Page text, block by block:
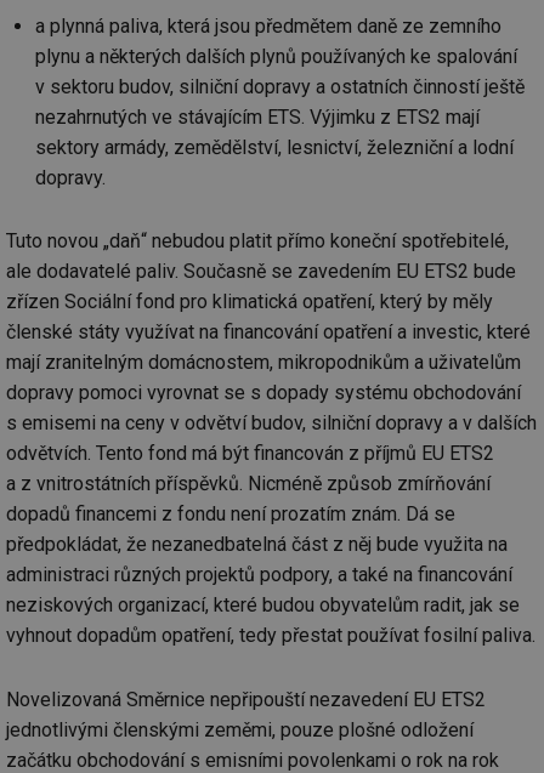
a plynná paliva, která jsou předmětem daně ze zemního
plynu a některých dalších plynů používaných ke spalování
v sektoru budov, silniční dopravy a ostatních činností ještě
nezahrnutých ve stávajícím ETS. Výjimku z ETS2 mají
sektory armády, zemědělství, lesnictví, železniční a lodní
dopravy.
Tuto novou „daň“ nebudou platit přímo koneční spotřebitelé,
ale dodavatelé paliv. Současně se zavedením EU ETS2 bude
zřízen Sociální fond pro klimatická opatření, který by měly
členské státy využívat na financování opatření a investic, které
mají zranitelným domácnostem, mikropodnikům a uživatelům
dopravy pomoci vyrovnat se s dopady systému obchodování
s emisemi na ceny v odvětví budov, silniční dopravy a v dalších
odvětvích. Tento fond má být financován z příjmů EU ETS2
a z vnitrostátních příspěvků. Nicméně způsob zmírňování
dopadů financemi z fondu není prozatím znám. Dá se
předpokládat, že nezanedbatelná část z něj bude využita na
administraci různých projektů podpory, a také na financování
neziskových organizací, které budou obyvatelům radit, jak se
vyhnout dopadům opatření, tedy přestat používat fosilní paliva.
Novelizovaná Směrnice nepřipouští nezavedení EU ETS2
jednotlivými členskými zeměmi, pouze plošné odložení
začátku obchodování s emisními povolenkami o rok na rok